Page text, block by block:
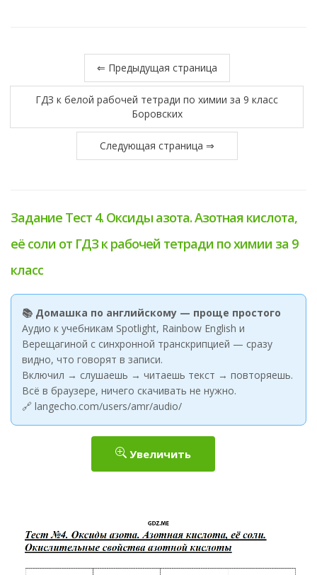
⇐ Предыдущая страница
ГДЗ к белой рабочей тетради по химии за 9 класс
Боровских
Следующая страница ⇒
Задание Тест 4. Оксиды азота. Азотная кислота,
её соли от ГДЗ к рабочей тетради по химии за 9
класс
📚 Домашка по английскому — проще простого
Аудио к учебникам Spotlight, Rainbow English и
Верещагиной с синхронной транскрипцией — сразу
видно, что говорят в записи.
Включил → слушаешь → читаешь текст → повторяешь.
Всё в браузере, ничего скачивать не нужно.
🔗 langecho.com/users/amr/audio/
Увеличить